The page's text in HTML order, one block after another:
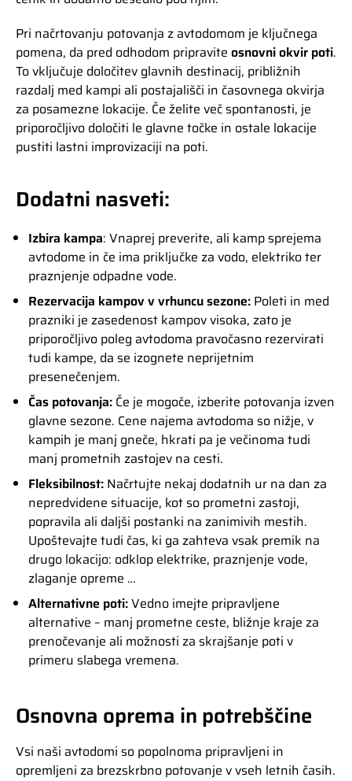
Pri načrtovanju potovanja z avtodomom je ključnega
pomena, da pred odhodom pripravite osnovni okvir poti.
To vključuje določitev glavnih destinacij, približnih
razdalj med kampi ali postajališči in časovnega okvirja
za posamezne lokacije. Če želite več spontanosti, je
priporočljivo določiti le glavne točke in ostale lokacije
pustiti lastni improvizaciji na poti.
Dodatni nasveti:
Izbira kampa: Vnaprej preverite, ali kamp sprejema
avtodome in če ima priključke za vodo, elektriko ter
praznjenje odpadne vode.
Rezervacija kampov v vrhuncu sezone: Poleti in med
prazniki je zasedenost kampov visoka, zato je
priporočljivo poleg avtodoma pravočasno rezervirati
tudi kampe, da se izognete neprijetnim
presenečenjem.
Čas potovanja: Če je mogoče, izberite potovanja izven
glavne sezone. Cene najema avtodoma so nižje, v
kampih je manj gneče, hkrati pa je večinoma tudi
manj prometnih zastojev na cesti.
Fleksibilnost: Načrtujte nekaj dodatnih ur na dan za
nepredvidene situacije, kot so prometni zastoji,
popravila ali daljši postanki na zanimivih mestih.
Upoštevajte tudi čas, ki ga zahteva vsak premik na
drugo lokacijo: odklop elektrike, praznjenje vode,
zlaganje opreme …
Alternativne poti:Vedno imejte pripravljene
alternative – manj prometne ceste, bližnje kraje za
prenočevanje ali možnosti za skrajšanje poti v
primeru slabega vremena.
Osnovna oprema in potrebščine
Vsi naši avtodomi so popolnoma pripravljeni in
opremljeni za brezskrbno potovanje v vseh letnih časih.